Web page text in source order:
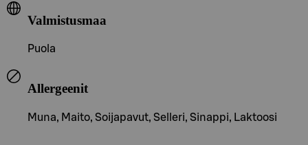
Valmistusmaa
Puola
Allergeenit
Muna, Maito, Soijapavut, Selleri, Sinappi, Laktoosi